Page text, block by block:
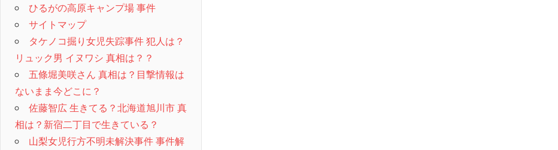
ひるがの高原キャンプ場 事件
サイトマップ
タケノコ掘り女児失踪事件 犯人は？
リュック男 イヌワシ 真相は？？
五條堀美咲さん 真相は？目撃情報は
ないまま今どこに？
佐藤智広 生きてる？北海道旭川市 真
相は？新宿二丁目で生きている？
山梨女児行方不明未解決事件 事件解